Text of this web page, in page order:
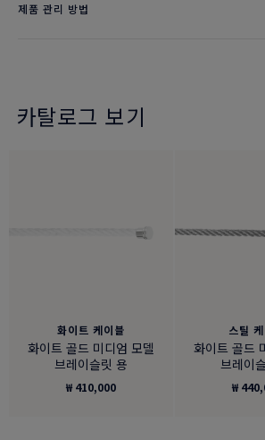
제품 관리 방법
카탈로그 보기
화이트 케이블
화이트 골드 미디엄 모델
브레이슬릿 용
₩ 410,000
스틸
화이트 골드
브레이
₩